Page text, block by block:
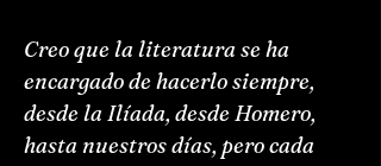
Creo que la literatura se ha
encargado de hacerlo siempre,
desde la Ilíada, desde Homero,
hasta nuestros días, pero cada